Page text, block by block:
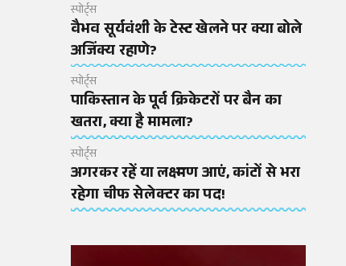
स्पोर्ट्स
वैभव सूर्यवंशी के टेस्ट खेलने पर क्या बोले
अजिंक्य रहाणे?
स्पोर्ट्स
पाकिस्तान के पूर्व क्रिकेटरों पर बैन का
खतरा, क्या है मामला?
स्पोर्ट्स
अगरकर रहें या लक्ष्मण आएं, कांटों से भरा
रहेगा चीफ सेलेक्टर का पद!